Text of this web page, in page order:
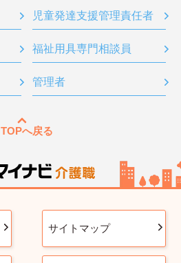
児童発達支援管理責任者
福祉用具専門相談員
管理者
TOPへ戻る
サイトマップ